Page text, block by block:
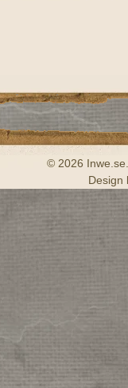
© 2026